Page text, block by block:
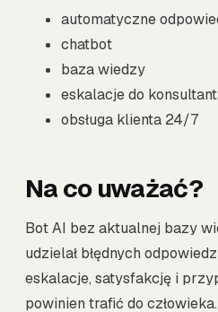
automatyczne
chatbot
baza wiedzy
eskalacje do
obsługa klienta 24/7
Na co uważać?
Bot AI bez aktualnej bazy
udzielał błędnych
eskalacje, satysfakcję i
powinien trafić do człowieka.